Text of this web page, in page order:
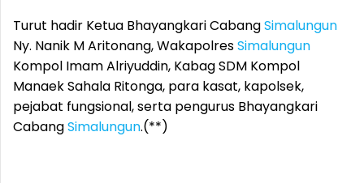
Turut hadir Ketua Bhayangkari CabangSimalungun
Ny. Nanik M Aritonang, WakapolresSimalungun
Kompol Imam Alriyuddin, Kabag SDM Kompol
Manaek Sahala Ritonga, para kasat, kapolsek,
pejabat fungsional, serta pengurus Bhayangkari
CabangSimalungun.(**)